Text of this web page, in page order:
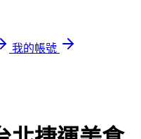
我的帳號